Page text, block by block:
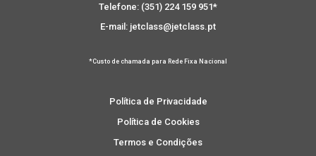
Telefone: (351) 224 159 951*
E-mail: jetclass@jetclass.pt
*Custo de chamada para Rede Fixa Nacional
Política de Privacidade
Política de Cookies
Termos e Condições